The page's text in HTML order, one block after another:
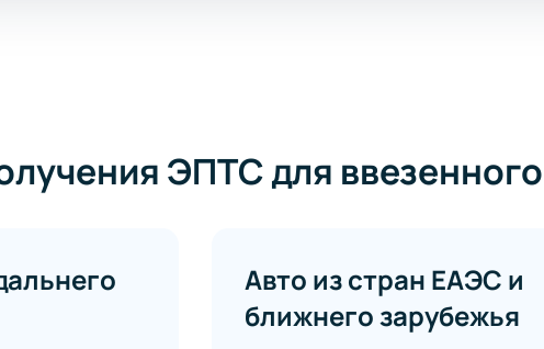
ЭПТС для
Авто из стран ЕАЭС и
ближнего зарубежья